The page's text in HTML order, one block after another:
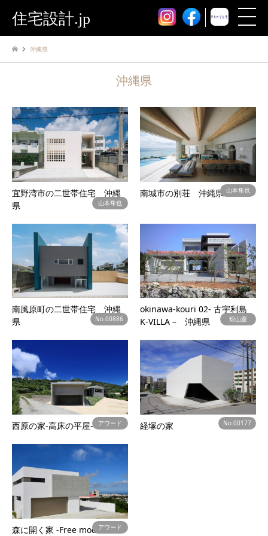
住宅設計.jp
沖縄県
沖縄県
宜野湾市の二世帯住宅 沖縄
県
山本隼也
南城市の別荘 沖縄県 山本隼也
南風原町の二世帯住宅 沖縄
県
No.00886
okinawa-kouri 02- 古宇利島
K-VILLA – 沖縄県
畑山慶
西原の家-高床の平屋- アワード 経塚の家 No.00177
森に開く家 -Free mode Box-
アワード